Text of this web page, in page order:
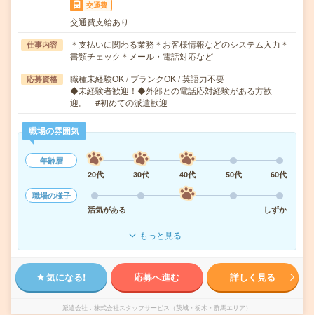
交通費
交通費支給あり
仕事内容
＊支払いに関わる業務＊お客様情報などのシステム入力＊
書類チェック＊メール・電話対応など
応募資格
職種未経験OK / ブランクOK / 英語力不要
◆未経験者歓迎！◆外部との電話応対経験がある方歓
迎。 #初めての派遣歓迎
職場の雰囲気
年齢層
20代
30代 40代 50代
60代
職場の様子
活気がある
しずか
もっと見る
気になる! 応募へ進む 詳しく見る
派遣会社 株式会社スタッフサービス（茨城・栃木・群馬エリア）